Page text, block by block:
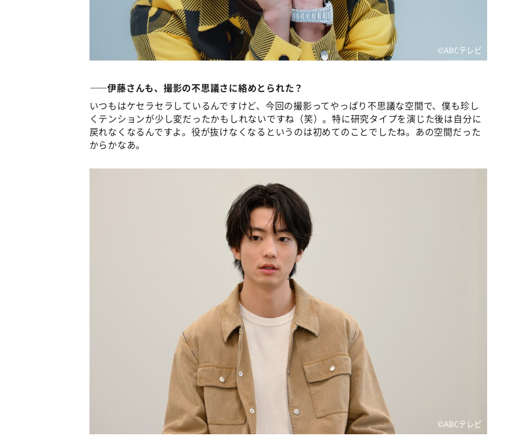
©️ABCテレビ
――伊藤さんも、撮影の不思議さに絡めとられた？
いつもはケセラセラしているんですけど、今回の撮影ってやっぱり不思議な空間で、僕も珍し
くテンションが少し変だったかもしれないですね（笑）。特に研究タイプを演じた後は自分に
戻れなくなるんですよ。役が抜けなくなるというのは初めてのことでしたね。あの空間だった
からかなあ。
©️ABCテレビ